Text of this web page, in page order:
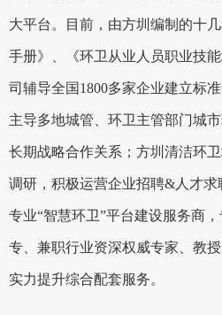
大平台。目前，由方圳编制的十
手册》、《环卫从业人员职业技
司辅导全国1800多家企业建立标
主导多地城管、环卫主管部门城
长期战略合作关系；方圳清洁环
调研， 积极运营企业招聘&人才
专业“智慧环卫”平台建设服务商
专、兼职行业资深权威专家、教
实力提升综合配套服务。